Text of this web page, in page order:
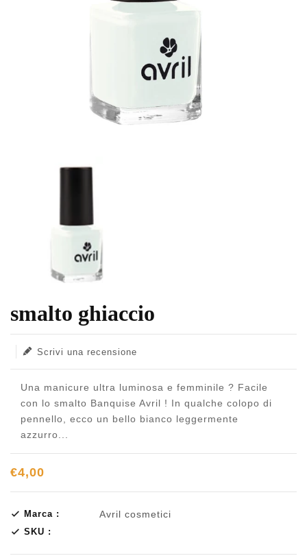
smalto ghiaccio
Scrivi una recensione
Translation missing: it.products.product.loader_label
Una manicure ultra luminosa e femminile ? Facile
con lo smalto Banquise Avril ! In qualche colopo di
pennello, ecco un bello bianco leggermente
azzurro...
€4,00
Marca : Avril cosmetici
SKU :